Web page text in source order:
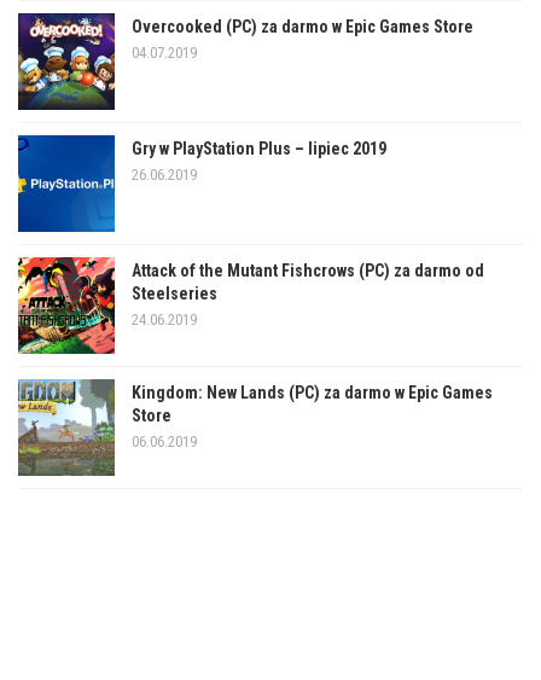
Overcooked (PC) za darmo w Epic Games Store
04.07.2019
Gry w PlayStation Plus – lipiec 2019
26.06.2019
Attack of the Mutant Fishcrows (PC) za darmo od
Steelseries
24.06.2019
Kingdom: New Lands (PC) za darmo w Epic Games
Store
06.06.2019